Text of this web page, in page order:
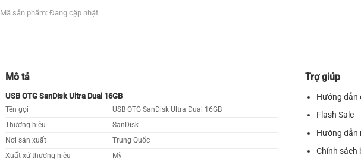
Mã sản phẩm: Đang cập nhật
Mô tả
USB OTG SanDisk Ultra Dual 16GB
Tên gọi
USB OTG SanDisk Ultra Dual 16GB
Thương hiệu
SanDisk
Nơi sản xuất
Trung Quốc
Xuất xứ thương hiệu
Mỹ
Trợ giúp
Hướng dẫn
Flash Sale
Hướng dẫn
Chính sách